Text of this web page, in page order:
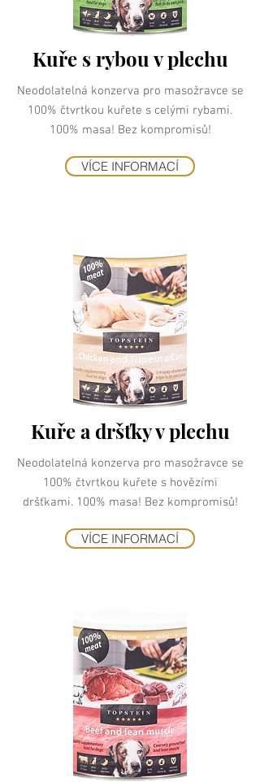
Kuře s rybou v plechu
Neodolatelná konzerva pro masožravce se
100% čtvrtkou kuřete s celými rybami.
100% masa! Bez kompromisů!
VÍCE INFORMACÍ
Kuře a dršťky v plechu
Neodolatelná konzerva pro masožravce se
100% čtvrtkou kuřete s hovězími
dršťkami. 100% masa! Bez kompromisů!
VÍCE INFORMACÍ